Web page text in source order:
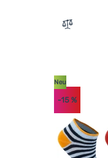
Zum
Neu
-15%